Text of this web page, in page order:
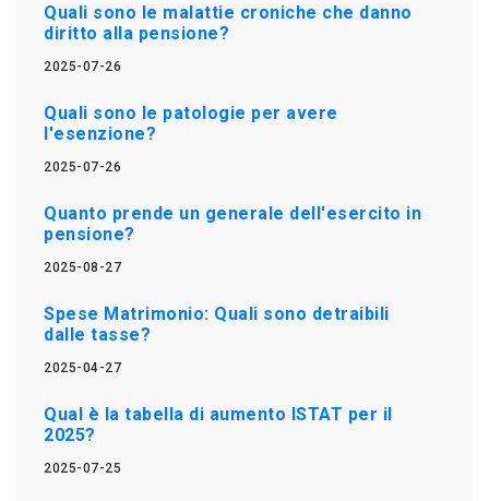
Quali sono le malattie croniche che danno
diritto alla pensione?
2025-07-26
Quali sono le patologie per avere
l'esenzione?
2025-07-26
Quanto prende un generale dell'esercito in
pensione?
2025-08-27
Spese Matrimonio: Quali sono detraibili
dalle tasse?
2025-04-27
Qual è la tabella di aumento ISTAT per il
2025?
2025-07-25